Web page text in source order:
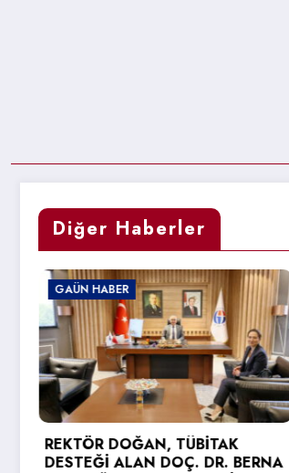
Diğer Haberler
GAÜN HABER
TÜSEB DESTEĞİ ALAN PROF. DR.
KARAGÖZ’DEN REKTÖR